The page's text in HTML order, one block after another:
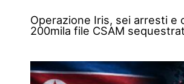
Operazione Iris, sei arresti e
200mila file CSAM